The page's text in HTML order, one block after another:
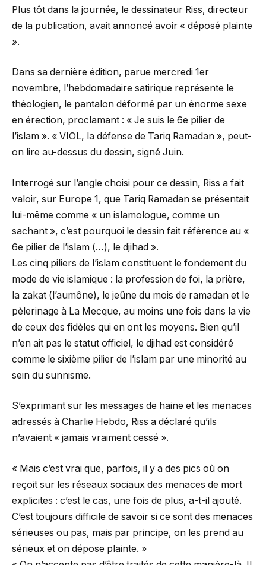
Plus tôt dans la journée, le dessinateur Riss, directeur
de la publication, avait annoncé avoir « déposé plainte
».
Dans sa dernière édition, parue mercredi 1er
novembre, l’hebdomadaire satirique représente le
théologien, le pantalon déformé par un énorme sexe
en érection, proclamant : « Je suis le 6e pilier de
l’islam ». « VIOL, la défense de Tariq Ramadan », peut-
on lire au-dessus du dessin, signé Juin.
Interrogé sur l’angle choisi pour ce dessin, Riss a fait
valoir, sur Europe 1, que Tariq Ramadan se présentait
lui-même comme « un islamologue, comme un
sachant », c’est pourquoi le dessin fait référence au «
6e pilier de l’islam (…), le djihad ».
Les cinq piliers de l’islam constituent le fondement du
mode de vie islamique : la profession de foi, la prière,
la zakat (l’aumône), le jeûne du mois de ramadan et le
pèlerinage à La Mecque, au moins une fois dans la vie
de ceux des fidèles qui en ont les moyens. Bien qu’il
n’en ait pas le statut officiel, le djihad est considéré
comme le sixième pilier de l’islam par une minorité au
sein du sunnisme.
S’exprimant sur les messages de haine et les menaces
adressés à Charlie Hebdo, Riss a déclaré qu’ils
n’avaient « jamais vraiment cessé ».
« Mais c’est vrai que, parfois, il y a des pics où on
reçoit sur les réseaux sociaux des menaces de mort
explicites : c’est le cas, une fois de plus, a-t-il ajouté.
C’est toujours difficile de savoir si ce sont des menaces
sérieuses ou pas, mais par principe, on les prend au
sérieux et on dépose plainte. »